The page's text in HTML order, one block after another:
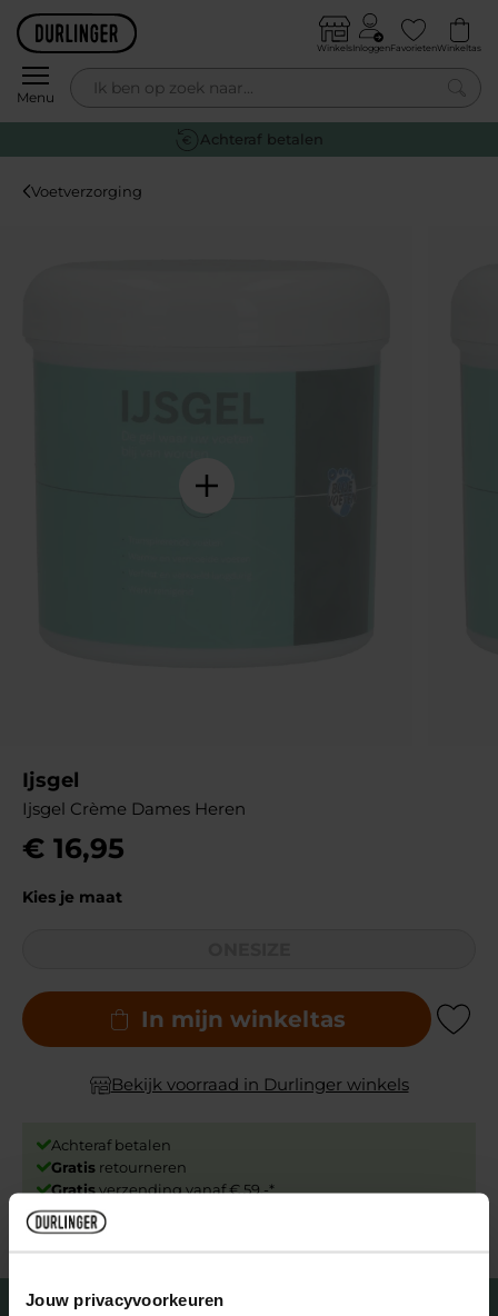
Jouw privacyvoorkeuren
Skip to content
Menu
WinkelsInloggenFavorietenWinkeltas
0
Achteraf betalen
Voetverzorging
Waarom krijg je er blije voeten van?
Ijsgel
Ijsgel Crème Dames Heren
€ 16,95
Kies je maat
In mijn winkeltas Add to
Bekijk voorraad in Durlinger winkels
Achteraf betalen
Gratis retourneren
Gratisverzending vanaf € 59,-*
Voor 14:00 besteld,
⭐⭐⭐⭐⭐ meer dan 15k+ reviews op